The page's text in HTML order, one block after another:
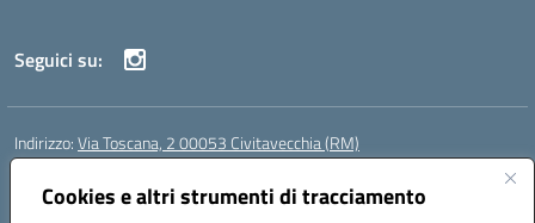
Cookies e altri strumenti di tracciamento
Seguici su:
Indirizzo:Via Toscana, 2 00053 Civitavecchia (RM)
Centralino:
Posta elettronica certificata (PEC):rmic8b900g@pec.istruzione.it